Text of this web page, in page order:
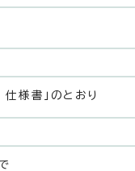
様書」のとおり